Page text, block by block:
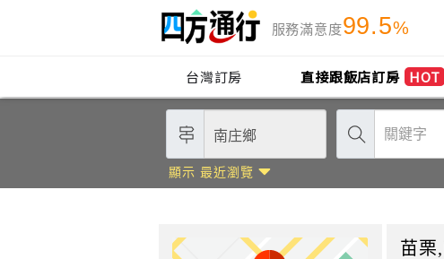
服務滿意度99.5%
台灣訂房 直接跟飯店訂房 HOT
顯示 最近瀏覽
苗栗